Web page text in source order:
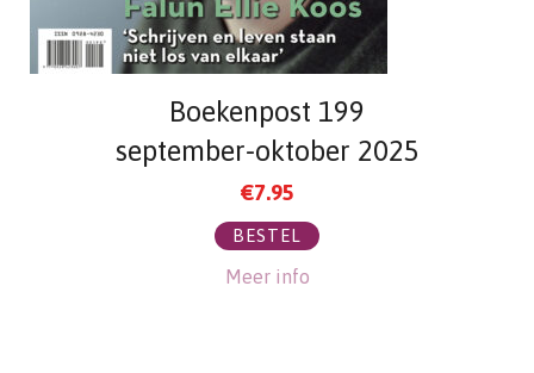
Boekenpost 199
september-oktober 2025
€7.95
BESTEL
Meer info